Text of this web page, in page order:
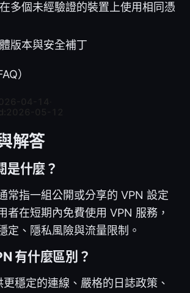
多個未經驗證的裝置上使用相同憑
版本與安全補丁
）
解答
是什麼？
常指一組公開或分享的 VPN 設定
者在短期內免費使用 VPN 服務，
定、隱私風險與流量限制。
有什麼區別？
穩定的連線、嚴格的日誌政策、